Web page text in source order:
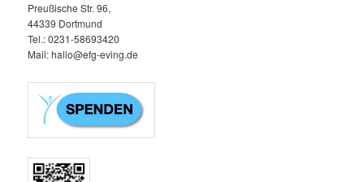
Preußische Str. 96,
44339 Dortmund
Tel.: 0231-58693420‬
Mail: hallo@efg-eving.de